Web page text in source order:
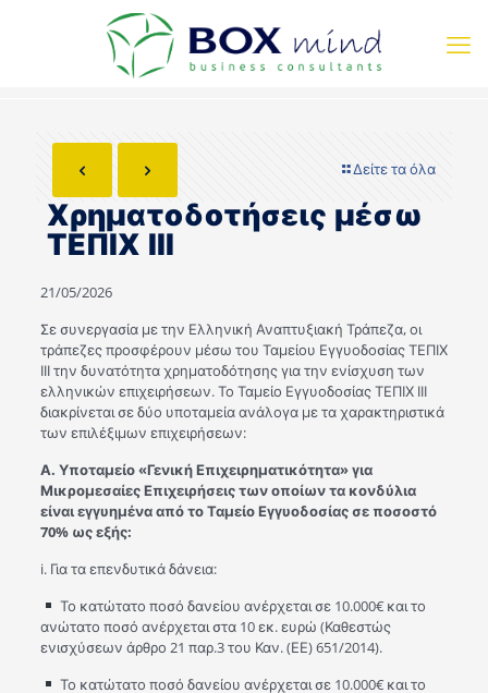
Δείτε τα όλα
Χρηματοδοτήσεις μέσω
ΤΕΠΙΧ ΙΙΙ
21/05/2026
Σε συνεργασία με την Ελληνική Αναπτυξιακή Τράπεζα, οι
τράπεζες προσφέρουν μέσω του Ταμείου Εγγυοδοσίας ΤΕΠΙΧ
ΙΙΙ την δυνατότητα χρηματοδότησης για την ενίσχυση των
ελληνικών επιχειρήσεων. Το Ταμείο Εγγυοδοσίας ΤΕΠΙΧ ΙΙΙ
διακρίνεται σε δύο υποταμεία ανάλογα με τα χαρακτηριστικά
των επιλέξιμων επιχειρήσεων:
Α. Υποταμείο «Γενική Επιχειρηματικότητα» για
Μικρομεσαίες Επιχειρήσεις των οποίων τα κονδύλια
είναι εγγυημένα από το Ταμείο Εγγυοδοσίας σε ποσοστό
70% ως εξής:
i. Για τα επενδυτικά δάνεια:
Το κατώτατο ποσό δανείου ανέρχεται σε 10.000€ και το
ανώτατο ποσό ανέρχεται στα 10 εκ. ευρώ (Καθεστώς
ενισχύσεων άρθρο 21 παρ.3 του Καν. (ΕΕ) 651/2014).
Το κατώτατο ποσό δανείου ανέρχεται σε 10.000€ και το